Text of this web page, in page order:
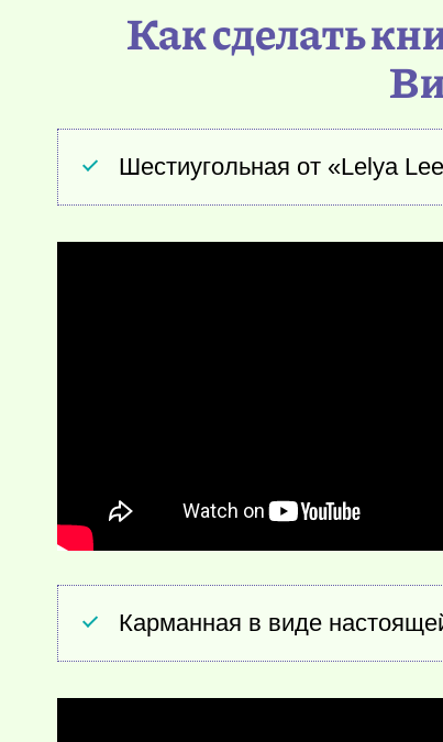
Как сделать
Шестиугольная от «Lelya
Карманная в виде